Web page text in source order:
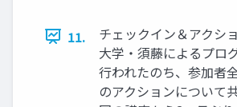
11.
チェックイン＆アクシ
大学・須藤によるプロ
行われたのち、参加者
のアクションについて